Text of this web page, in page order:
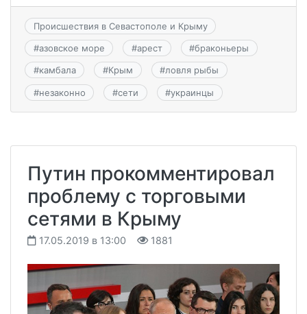
Происшествия в Севастополе и Крыму
#азовское море #арест #браконьеры
#камбала #Крым #ловля рыбы
#незаконно #сети #украинцы
Путин прокомментировал
проблему с торговыми
сетями в Крыму
17.05.2019 в 13:00 1881